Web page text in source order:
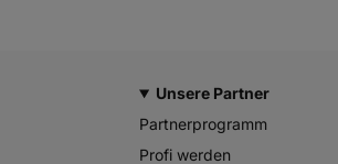
Unsere Partner
Partnerprogramm
Profi werden